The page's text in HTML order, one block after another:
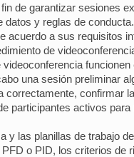
de garantizar sesiones
datos y reglas de conducta.
acuerdo a sus requisitos
de
una sesión preliminar
correctamente, confirmar
participantes activos para
y las planillas de trabajo
o PID, los criterios de